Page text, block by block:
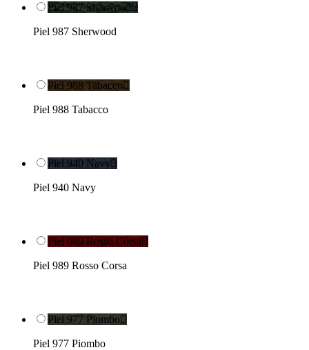
Piel 987 Sherwood
Piel 987 Sherwood
Piel 988 Tabacco
Piel 988 Tabacco
Piel 940 Navy
Piel 940 Navy
Piel 989 Rosso Corsa
Piel 989 Rosso Corsa
Piel 977 Piombo
Piel 977 Piombo